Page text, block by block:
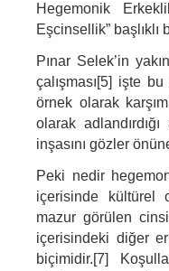
Hegemonik
Eşcinsellik”
Pınar Selek’in
çalışması[5] işte
örnek olarak
olarak
inşasını gözler
Peki nedir
içerisinde kültürel
mazur görülen
içerisindeki diğer
biçimidir.[7]